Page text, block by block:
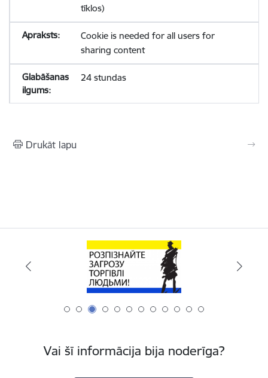
tīklos)
Cookie is needed for all users for
sharing content
24 stundas
Drukāt lapu
Vai šī informācija bija noderīga?